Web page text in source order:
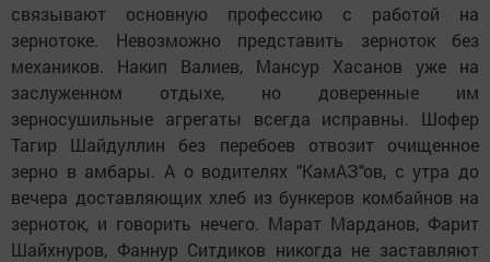
связывают основную профессию с работой на
зернотоке. Невозможно представить зерноток без
механиков. Накип Валиев, Мансур Хасанов уже на
заслуженном отдыхе, но доверенные им
зерносушильные агрегаты всегда исправны. Шофер
Тагир Шайдуллин без перебоев отвозит очищенное
зерно в амбары. А о водителях "КамАЗ"ов, с утра до
вечера доставляющих хлеб из бункеров комбайнов на
зерноток, и говорить нечего. Марат Марданов, Фарит
Шайхнуров, Фаннур Ситдиков никогда не заставляют